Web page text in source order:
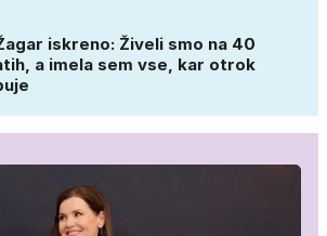
iskreno: Živeli smo na 40
a imela sem vse, kar otrok